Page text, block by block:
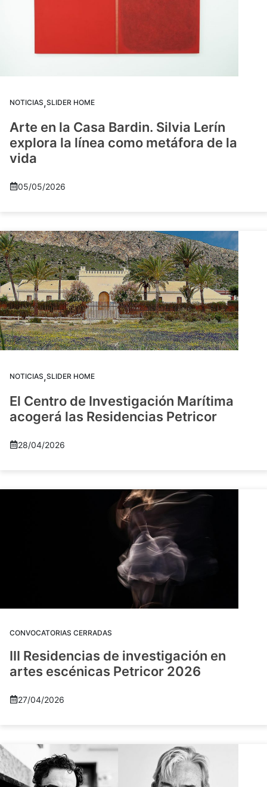
NOTICIAS,SLIDER HOME
Arte en la Casa Bardin. Silvia Lerín
explora la línea como metáfora de la
vida
05/05/2026
NOTICIAS,SLIDER HOME
El Centro de Investigación Marítima
acogerá las Residencias Petricor
28/04/2026
CONVOCATORIAS CERRADAS
III Residencias de investigación en
artes escénicas Petricor 2026
27/04/2026